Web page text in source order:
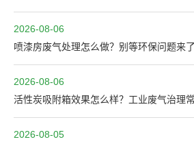
2026-08-06
喷漆房废气处理怎么做？别等环保问题来
2026-08-06
活性炭吸附箱效果怎么样？工业废气治理
2026-08-05